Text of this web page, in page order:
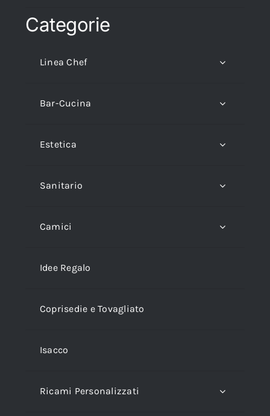
Categorie
Linea Chef
Bar-Cucina
Estetica
Sanitario
Camici
Idee Regalo
Coprisedie e Tovagliato
Isacco
Ricami Personalizzati